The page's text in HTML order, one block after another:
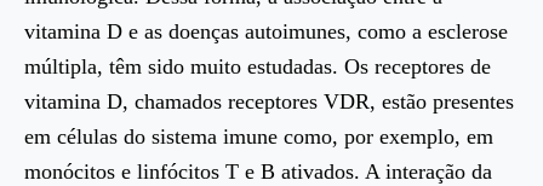
vitamina D e as doenças autoimunes, como a esclerose
múltipla, têm sido muito estudadas. Os receptores de
vitamina D, chamados receptores VDR, estão presentes
em células do sistema imune como, por exemplo, em
monócitos e linfócitos T e B ativados. A interação da